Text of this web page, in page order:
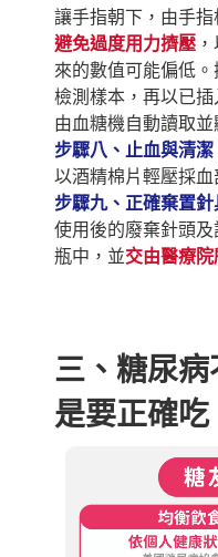
讓手指朝下，由手指
避免過度用力擠壓，
來的數值可能偏低
檢測樣本，再以已插
由血糖機自動讀取並
步驟八、止血與清潔
以酒精棉片輕壓採血
步驟九、正確棄置針
使用後的廢棄針頭
瓶中，並交由醫療
三、糖尿
是要正確吃